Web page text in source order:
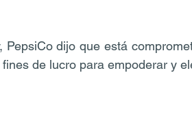
dijo que está
de lucro para empoderar y